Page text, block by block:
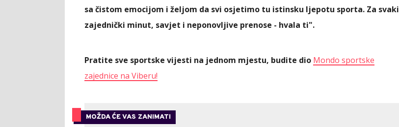
sa čistom emocijom i željom da svi osjetimo tu istinsku ljepotu sporta. Za svaki
zajednički minut, savjet i neponovljive prenose - hvala ti".
Pratite sve sportske vijesti na jednom mjestu, budite dio Mondo sportske
zajednice na Viberu!
MOŽDA ĆE VAS ZANIMATI